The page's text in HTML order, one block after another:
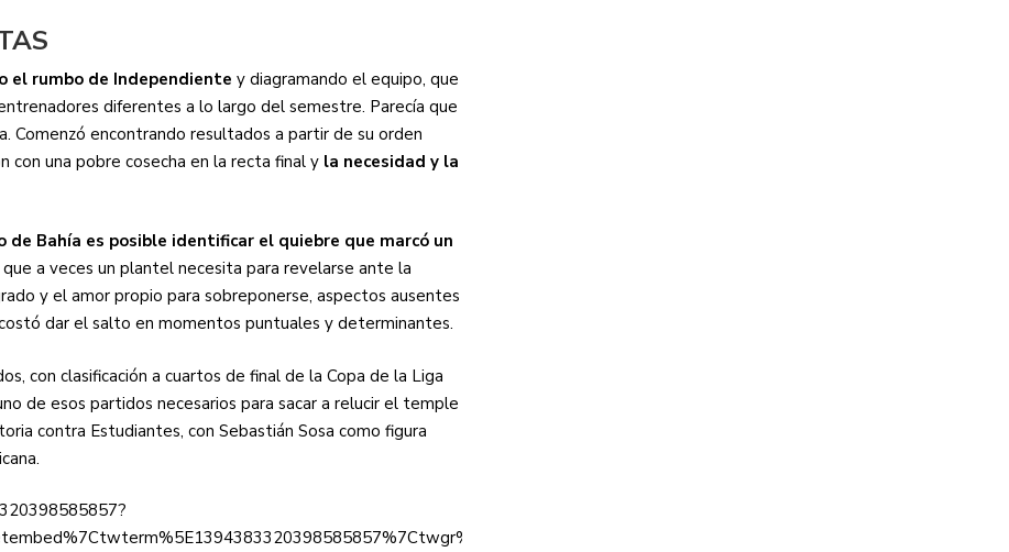
el rumbo de Independiente y diagramando el equipo, que
diferentes a lo largo del semestre. Parecía que
Comenzó encontrando resultados a partir de su orden
con una pobre cosecha en la recta final y la necesidad y la
Bahía es posible identificar el quiebre que marcó un
que a veces un plantel necesita para revelarse ante la
y el amor propio para sobreponerse, aspectos ausentes
dar el salto en momentos puntuales y determinantes.
con clasificación a cuartos de final de la Copa de la Liga
de esos partidos necesarios para sacar a relucir el temple
contra Estudiantes, con Sebastián Sosa como figura